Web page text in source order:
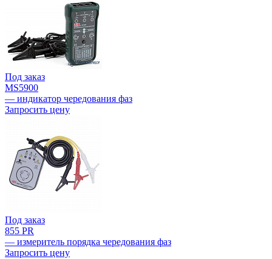
Под заказ
MS5900
— индикатор чередования фаз
Запросить цену
Под заказ
855 PR
— измеритель порядка чередования фаз
Запросить цену